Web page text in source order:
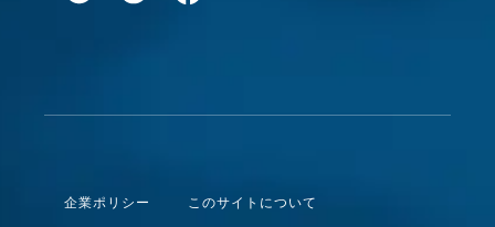
企業ポリシー このサイトについて